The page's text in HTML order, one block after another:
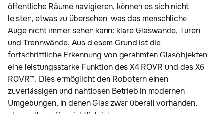
öffentliche Räume navigieren, können es sich nicht
leisten, etwas zu übersehen, was das menschliche
Auge nicht immer sehen kann: klare Glaswände, Türen
und Trennwände. Aus diesem Grund ist die
fortschrittliche Erkennung von gerahmten Glasobjekten
eine leistungsstarke Funktion des X4 ROVR und des X6
ROVR™. Dies ermöglicht den Robotern einen
zuverlässigen und nahtlosen Betrieb in modernen
Umgebungen, in denen Glas zwar überall vorhanden,